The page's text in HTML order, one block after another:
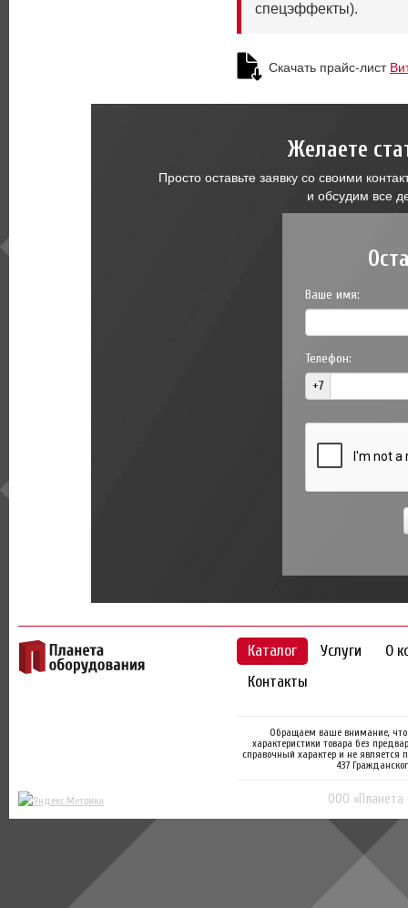
спецэффекты).
Скачать прайс-лист
Желаете
Просто оставьте заявку со своими
и обсудим все
Ваше имя:
Телефон:
+7
Каталог Услуги
О
Контакты
Обращаем ваше внимание, что
характеристики товара без
справочный характер и не
437
ООО